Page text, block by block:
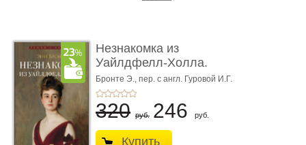
Незнакомка из
Уайлдфелл-Холла.
Роман (Серия «Р� ...
Бронте Э., пер. с англ. Гуровой И.Г.
320 руб. 246 руб.
Купить